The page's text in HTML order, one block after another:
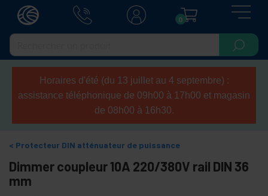
0
Horaires d'été (du 13 juillet au 4 septembre) :
assistance téléphonique de 09h00 à 17h00 et magasin
de 08h00 à 16h30.
Protecteur DIN atténuateur de puissance
Dimmer coupleur 10A 220/380V rail DIN 36
mm